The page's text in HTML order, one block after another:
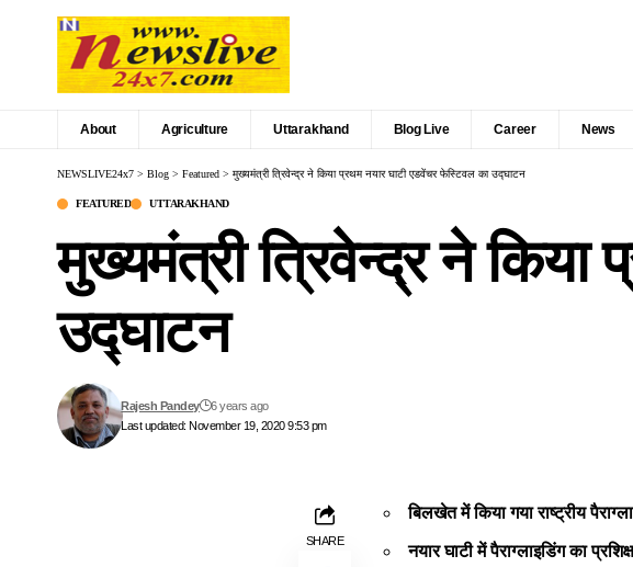
About Agriculture Uttarakhand Blog Live Career News
NEWSLIVE24x7 > Blog > Featured > मुख्यमंत्री त्रिवेन्द्र ने किया प्रथम नयार घाटी एडवेंचर फेस्टिवल का उद्घाटन
FEATURED UTTARAKHAND
मुख्यमंत्री त्रिवेन्द्र ने
उद्घाटन
Last updated: November 19, 2020 9:53 pm
Rajesh Pandey 6 years ago
SHARE
बिलखेत में किया गया राष्ट्रीय
नयार घाटी में पैराग्लाइडिंग का